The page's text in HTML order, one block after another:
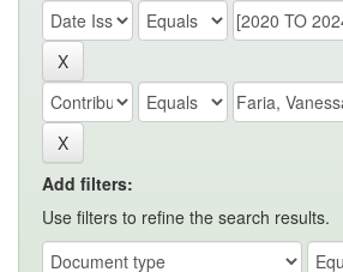
Add filters:
Use filters to refine the search results.